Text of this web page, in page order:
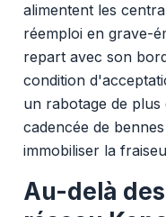
alimentent les
réemploi en grave-
repart avec son
condition
un rabotage de
cadencée de
immobiliser la
Au-delà